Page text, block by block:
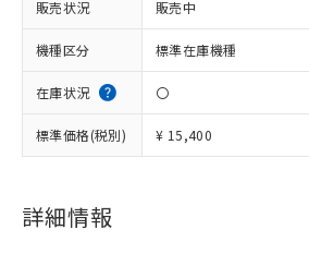
販売状況 販売中
機種区分 標準在庫機種
在庫状況 〇
標準価格(税別) ¥ 15,400
詳細情報